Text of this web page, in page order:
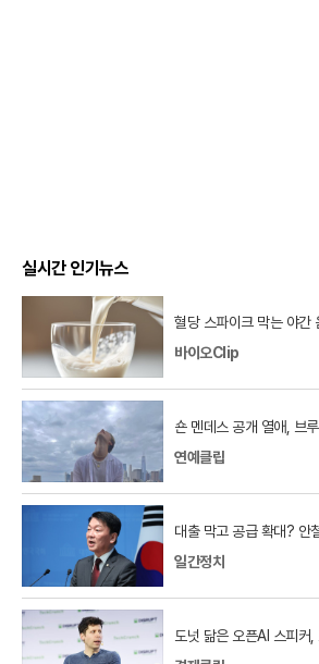
실시간 인기뉴스
혈당 스파이크 막는 야간
바이오Clip
숀 멘데스 공개 열애, 브
연예클립
대출 막고 공급 확대? 안
일간정치
도넛 닮은 오픈AI 스피커